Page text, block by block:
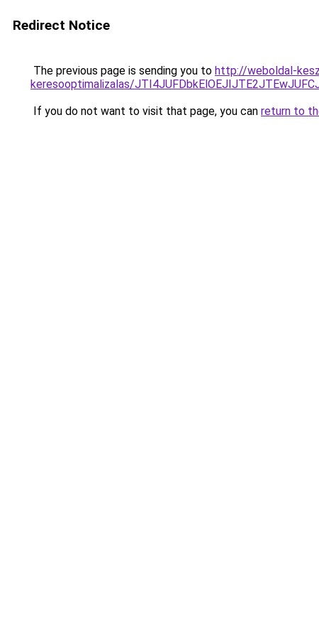
Redirect Notice
The previous page is sending you to http://weboldal-
keresooptimalizalas/
If you do not want to visit that page, you can return to